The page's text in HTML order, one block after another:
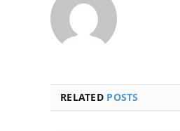
RELATED POSTS